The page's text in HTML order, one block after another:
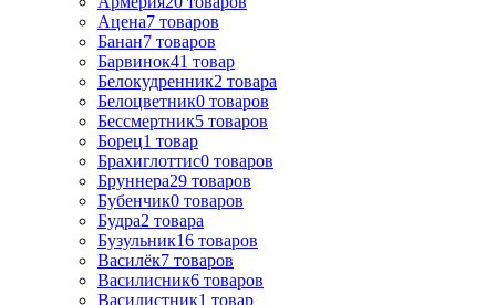
Ацена7 товаров
Банан7 товаров
Барвинок41 товар
Белокудренник2 товара
Белоцветник0 товаров
Бессмертник5 товаров
Борец1 товар
Брахиглоттис0 товаров
Бруннера29 товаров
Бубенчик0 товаров
Будра2 товара
Бузульник16 товаров
Василёк7 товаров
Василисник6 товаров
Василистник1 товар